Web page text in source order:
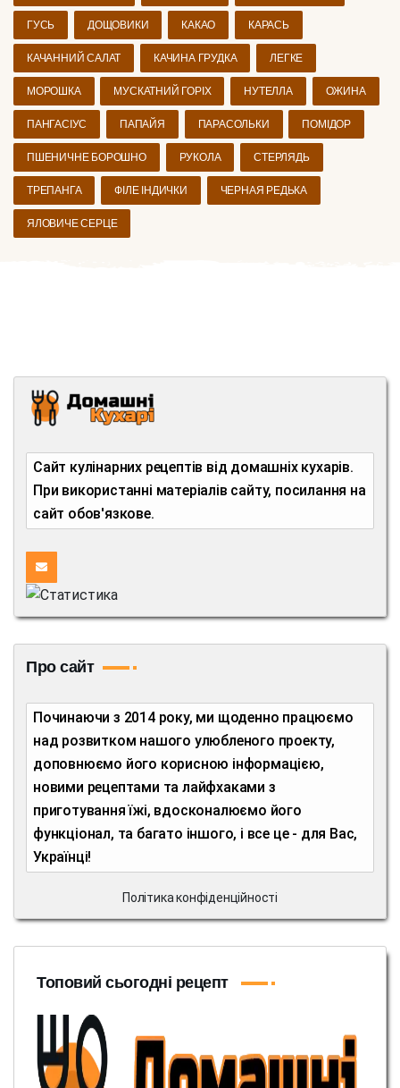
ГУСЬ ДОЩОВИКИ КАКАО КАРАСЬ
КАЧАННИЙ САЛАТ КАЧИНА ГРУДКА ЛЕГКЕ
МОРОШКА МУСКАТНИЙ ГОРІХ НУТЕЛЛА ОЖИНА
ПАНГАСІУС ПАПАЙЯ ПАРАСОЛЬКИ ПОМІДОР
ПШЕНИЧНЕ БОРОШНО РУКОЛА СТЕРЛЯДЬ
ТРЕПАНГА ФІЛЕ ІНДИЧКИ ЧЕРНАЯ РЕДЬКА
ЯЛОВИЧЕ СЕРЦЕ
Сайт кулінарних рецептів від домашніх кухарів.
При використанні матеріалів сайту, посилання на
сайт обов'язкове.
Про сайт
Починаючи з 2014 року, ми щоденно працюємо
над розвитком нашого улюбленого проекту,
доповнюємо його корисною інформацією,
новими рецептами та лайфхаками з
приготування їжі, вдосконалюємо його
функціонал, та багато іншого, і все це - для Вас,
Українці!
Політика конфіденційності
Топовий сьогодні рецепт